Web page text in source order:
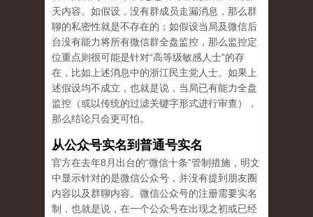
天内容。如假设，没有群成员走漏消息，那么群
聊的私密性就是不存在的；如假设当局及微信后
台没有能力将所有微信群全盘监控，那么监控定
位重点则很可能是针对“高等级敏感人士”的存
在，比如上述消息中的浙江民主党人士。如果上
述假设均不成立，也就是说，当局已有能力全盘
监控（或以传统的过滤关键字形式进行审查），
那么结论只会更可怕。
从公众号实名到普通号实名
官方在去年8月出台的“微信十条”管制措施，明文
中显示针对的是微信公众号，并没有提到朋友圈
内容以及群聊内容。微信公众号的注册需要实名
制，也就是说，在一个公众号在出现之初或已经